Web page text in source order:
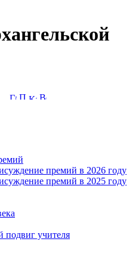
премий в 2026 году
премий в 2025 году
подвиг учителя